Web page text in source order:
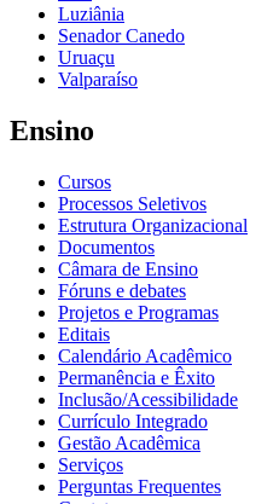
Luziânia
Senador Canedo
Uruaçu
Valparaíso
Ensino
Cursos
Processos Seletivos
Estrutura Organizacional
Documentos
Câmara de Ensino
Fóruns e debates
Projetos e Programas
Editais
Calendário Acadêmico
Permanência e Êxito
Inclusão/Acessibilidade
Currículo Integrado
Gestão Acadêmica
Serviços
Perguntas Frequentes